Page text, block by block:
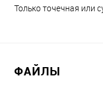
Только точечная или
ФАЙЛЫ